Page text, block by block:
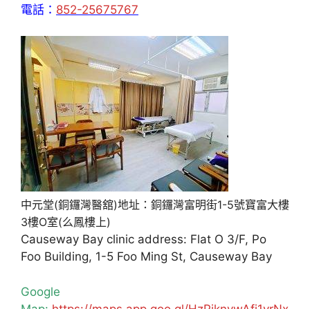
電話： 852-25675767
中元堂(銅鑼灣醫舘)地址：銅鑼灣富明街1-5號寶富大樓
3樓O室(么鳳樓上)
Causeway Bay clinic address: Flat O 3/F, Po
Foo Building, 1-5 Foo Ming St, Causeway Bay
Google